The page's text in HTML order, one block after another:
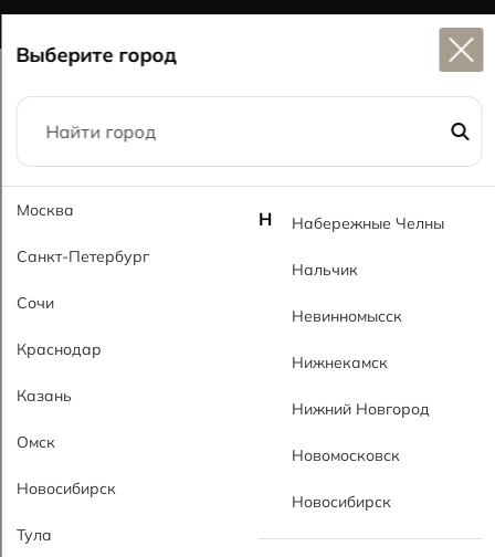
Главная Каталог
60x120
Апачи светло-кремовый PL Apachi Cream Light PL
Выберите город
Москва
Санкт-Петербург
Сочи
Краснодар
Казань
Омск
Новосибирск
Тула
Н Набережные Челны
Нальчик
Невинномысск
Нижнекамск
Нижний Новгород
Новомосковск
Новосибирск